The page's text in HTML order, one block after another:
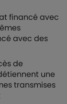
financé avec
avec des
de
une
transmises